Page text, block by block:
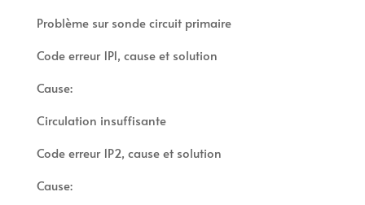
Problème sur sonde circuit primaire
Code erreur 1P1, cause et solution
Cause:
Circulation insuffisante
Code erreur 1P2, cause et solution
Cause: